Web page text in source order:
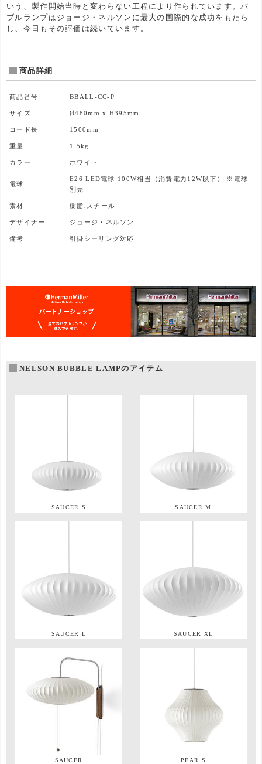
いう、製作開始当時と変わらない工程により作られています。バ
ブルランプはジョージ・ネルソンに最大の国際的な成功をもたら
し、今日もその評価は続いています。
商品詳細
商品番号 BBALL-CC-P
サイズ Ø480mm x H395mm
コード長 1500mm
重量 1.5kg
カラー ホワイト
電球
E26 LED電球 100W相当（消費電力12W以下） ※電球
別売
素材 樹脂,スチール
デザイナー ジョージ・ネルソン
備考 引掛シーリング対応
NELSON BUBBLE LAMPのアイテム
SAUCER S SAUCER M
SAUCER L SAUCER XL
SAUCER PEAR S